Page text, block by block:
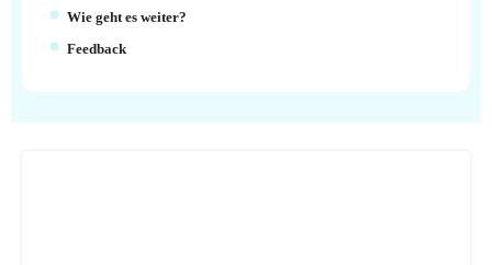
Wie geht es weiter?
Feedback